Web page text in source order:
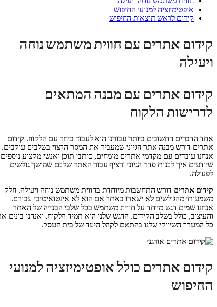
אופטימיזציה למנועי החיפוש
קידום לראש תוצאות החיפוש
קידום אתרים עם חווית משתמש נוחה
ויעילה
קידום אתרים עם מבנה המתאים
לדרישות הלקוח
אחד הדברים החשובים ביותר עבורנו הוא לעבוד ביחד עם הלקוח. קידום
אתרים דורש מבנה אתר הגיוני שמעביר את המסר הרצוי בשלבים עוקבים.
אנחנו עובדים עם מקדמי אתרים מומחים, כותבי תוכן ואנשי מקצוע נוספים
שיודעים איך לבנות סדר הגיוני ורציף עבור האתר שלכם שמושך גולשים
לפעולה.
קידום אתריםדורש התחשבות מיוחדת בחווית משתמש נוחה ויעילה. חלק
משמעותי מהגולשים לא ישארו באתר אם הוא לא אינטואיטיבי עבורם.
אנחנו שמים דגש מיוחד על חווית משתמש בכל שלבי הבנייה של האתר
והעיצוב, כולל בשלב הקידום. הדגש שלנו הוא תמיד הלקוח, ואנחנו בונים את
כל המערך השיווקי שלנו בהתאם לקהל היעד של בית העסק.
קידום אתרים כולל אופטימיזציה למנועי
החיפוש